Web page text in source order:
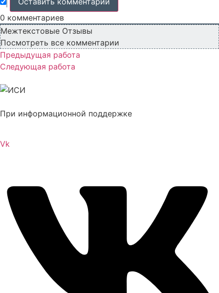
0 комментариев
Межтекстовые Отзывы
Посмотреть все комментарии
Предыдущая работа
Следующая работа
При информационной поддержке
Vk